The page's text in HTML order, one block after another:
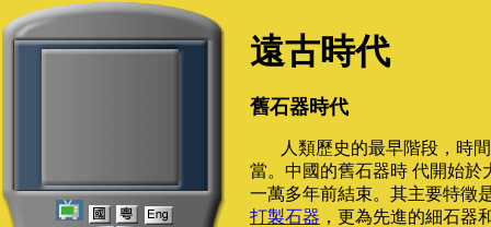
遠古時代
舊石器時代
人類歷史的最早階段，時
當。中國的舊石器時 代開始於
一萬多年前結束。其主要特徵
打製石器 ，更為先進的細石器